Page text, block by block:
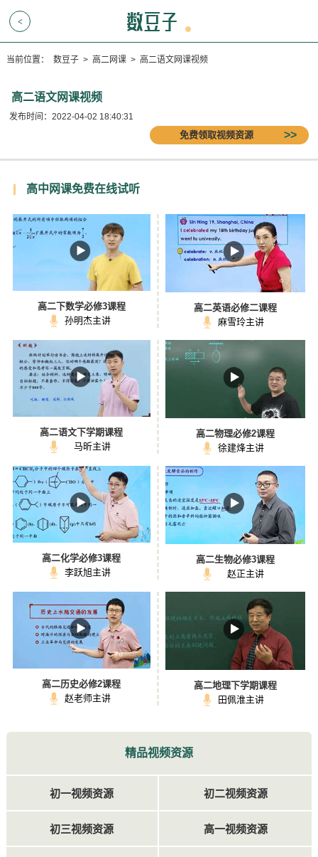
<
当前位置： 数豆子 > 高二网课 > 高二语文网课视频
高二语文网课视频
发布时间：2022-04-02 18:40:31
免费领取视频资源
高中网课免费在线试听
高二下数学必修3课程
孙明杰主讲
高二英语必修二课程
麻雪玲主讲
高二语文下学期课程
马昕主讲
高二物理必修2课程
徐建烽主讲
高二化学必修3课程
李跃旭主讲
高二生物必修3课程
赵正主讲
高二历史必修2课程
赵老师主讲
高二地理下学期课程
田佩淮主讲
精品视频资源
初一视频资源 初二视频资源
初三视频资源 高一视频资源